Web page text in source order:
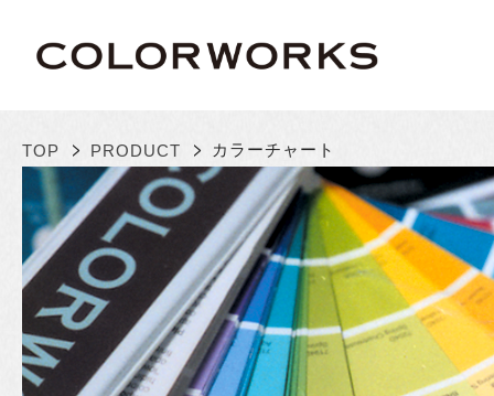
TOP > PRODUCT > カラーチャート